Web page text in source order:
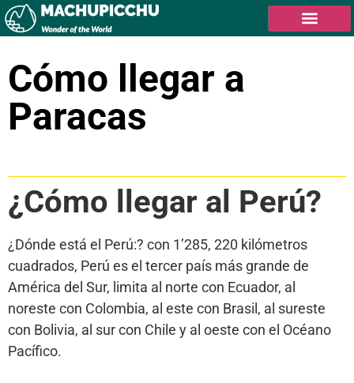
Cómo llegar a
Paracas
¿Cómo llegar al Perú?
¿Dónde está el Perú:? con 1’285, 220 kilómetros
cuadrados, Perú es el tercer país más grande de
América del Sur, limita al norte con Ecuador, al
noreste con Colombia, al este con Brasil, al sureste
con Bolivia, al sur con Chile y al oeste con el Océano
Pacífico.